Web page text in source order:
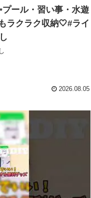
ール・習い事・水遊
ラクラク収納🤍⁡#ライ
2026.08.05